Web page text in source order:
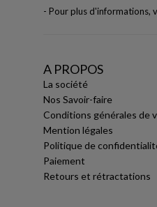
- Pour plus d'informations,
A PROPOS
La société
Nos Savoir-faire
Conditions générales de
Mention légales
Politique de
Paiement
Retours et rétractations